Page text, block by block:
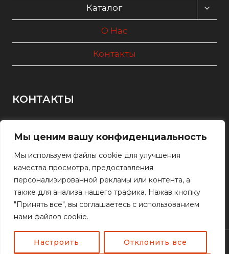
Мы ценим вашу конфиденциальность
Мы используем файлы cookie для улучшения
качества просмотра, предоставления
персонализированной рекламы или контента, а
также для анализа нашего трафика. Нажав кнопку
"Принять все", вы соглашаетесь с использованием
нами файлов cookie.
Настроить Отклонить все
Каталог
О Нас
Контакты
КОНТАКТЫ
+7(727) 234-19-23
+7(701) 220-89-16
Алматы, ул. Станиславского 77
2908361@mail.ru